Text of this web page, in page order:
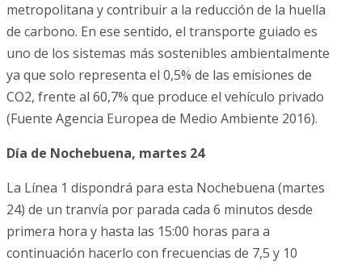
metropolitana y contribuir a la reducción de la huella
de carbono. En ese sentido, el transporte guiado es
uno de los sistemas más sostenibles ambientalmente
ya que solo representa el 0,5% de las emisiones de
CO2, frente al 60,7% que produce el vehículo privado
(Fuente Agencia Europea de Medio Ambiente 2016).
Día de Nochebuena, martes 24
La Línea 1 dispondrá para esta Nochebuena (martes
24) de un tranvía por parada cada 6 minutos desde
primera hora y hasta las 15:00 horas para a
continuación hacerlo con frecuencias de 7,5 y 10